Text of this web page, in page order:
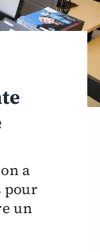
a
pour
un